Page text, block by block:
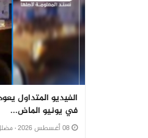
الفيديو المتداول
في يونيو الماض...
·